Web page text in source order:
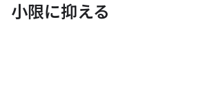
小限に抑える